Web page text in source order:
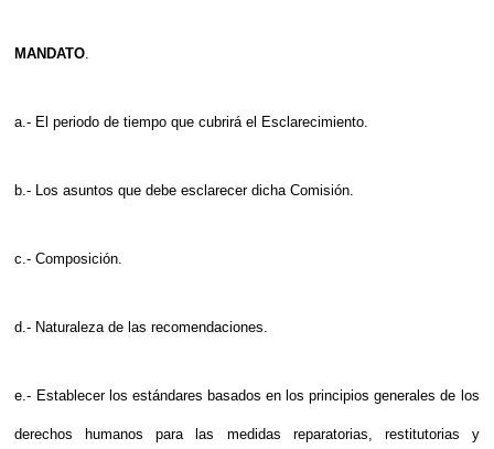
MANDATO.
a.- El periodo de tiempo que cubrirá el Esclarecimiento.
b.- Los asuntos que debe esclarecer dicha Comisión.
c.- Composición.
d.- Naturaleza de las recomendaciones.
e.- Establecer los estándares basados en los principios generales de los
derechos humanos para las medidas reparatorias, restitutorias y